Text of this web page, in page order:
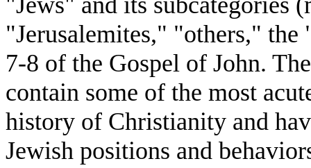
"Jerusalemites," "others,"
7-8 of the Gospel of John.
contain some of the most
history of Christianity and
Jewish positions and